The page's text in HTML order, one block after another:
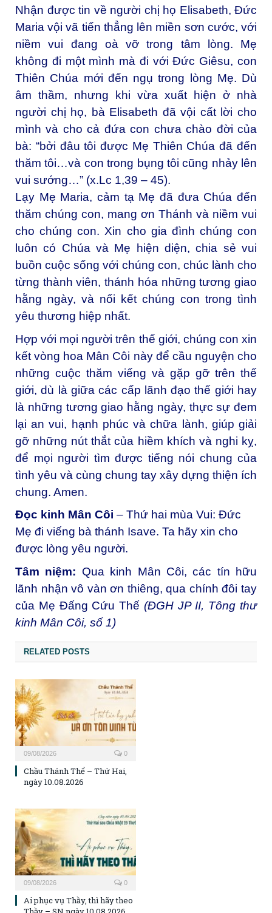
Nhận được tin về người chị họ Elisabeth, Đức
Maria vội vã tiến thẳng lên miền sơn cước, với
niềm vui đang oà vỡ trong tâm lòng. Mẹ
không đi một mình mà đi với Đức Giêsu, con
Thiên Chúa mới đến ngụ trong lòng Mẹ. Dù
âm thầm, nhưng khi vừa xuất hiện ở nhà
người chị họ, bà Elisabeth đã vội cất lời cho
mình và cho cả đứa con chưa chào đời của
bà: “bởi đâu tôi được Mẹ Thiên Chúa đã đến
thăm tôi…và con trong bụng tôi cũng nhảy lên
vui sướng…” (x.Lc 1,39 – 45).
Lạy Mẹ Maria, cảm tạ Mẹ đã đưa Chúa đến
thăm chúng con, mang ơn Thánh và niềm vui
cho chúng con. Xin cho gia đình chúng con
luôn có Chúa và Mẹ hiện diện, chia sẻ vui
buồn cuộc sống với chúng con, chúc lành cho
từng thành viên, thánh hóa những tương giao
hằng ngày, và nối kết chúng con trong tình
yêu thương hiệp nhất.
Hợp với mọi người trên thế giới, chúng con xin
kết vòng hoa Mân Côi này để cầu nguyện cho
những cuộc thăm viếng và gặp gỡ trên thế
giới, dù là giữa các cấp lãnh đạo thế giới hay
là những tương giao hằng ngày, thực sự đem
lại an vui, hạnh phúc và chữa lành, giúp giải
gỡ những nút thắt của hiềm khích và nghi kỵ,
để mọi người tìm được tiếng nói chung của
tình yêu và cùng chung tay xây dựng thiện ích
chung. Amen.
Đọc kinh Mân Côi – Thứ hai mùa Vui: Đức
Mẹ đi viếng bà thánh Isave. Ta hãy xin cho
được lòng yêu người.
Tâm niệm: Qua kinh Mân Côi, các tín hữu
lãnh nhận vô vàn ơn thiêng, qua chính đôi tay
của Mẹ Đấng Cứu Thế (ĐGH JP II, Tông thư
kinh Mân Côi, số 1)
RELATED POSTS
09/08/2026 0
Chầu Thánh Thể – Thứ Hai,
ngày 10.08.2026
09/08/2026 0
Ai phục vụ Thầy, thì hãy theo